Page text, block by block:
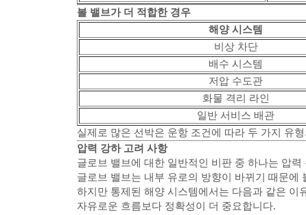
볼 밸브가 더 적합한 경우
해양 시스템
비상 차단
배수 시스템
저압 수도관
화물 격리 라인
일반 서비스 배관
실제로 많은 선박은 운항 조건에 따라 두 가지 유
압력 강하 고려 사항
글로브 밸브에 대한 일반적인 비판 중 하나는 압
글로브 밸브는 내부 유로의 방향이 바뀌기 때문
하지만 통제된 해양 시스템에서는 다음과 같은 이
자유로운 흐름보다 정확성이 더 중요합니다.